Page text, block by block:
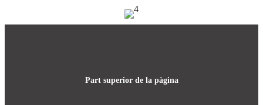
Part superior de la pàgina